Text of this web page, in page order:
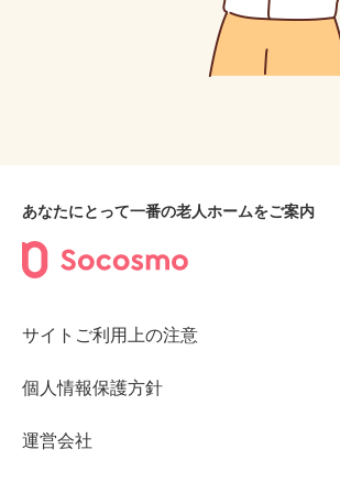
あなたにとって一番の老人ホームをご案内
サイトご利用上の注意
個人情報保護方針
運営会社